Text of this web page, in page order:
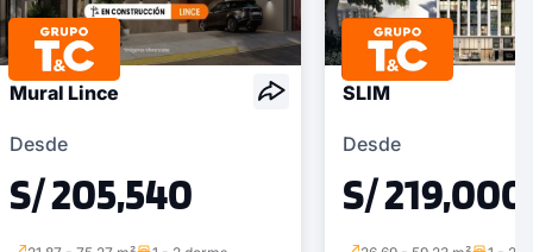
Mural Lince
Desde
S/ 205,540
SLIM
Desde
S/ 219,000